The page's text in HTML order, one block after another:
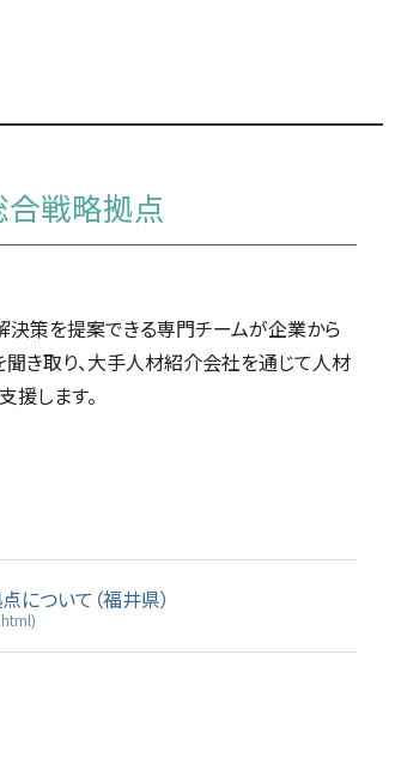
合戦略拠点
決策を提案できる専門チームが企業から
き取り、大手人材紹介会社を通じて人材
援します。
について（福井県）